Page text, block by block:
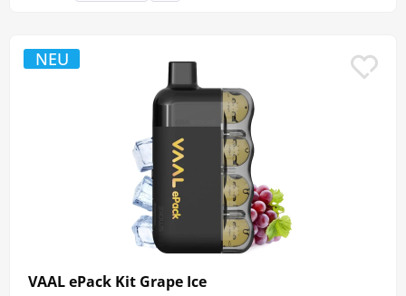
VAAL ePack Kit Grape Ice
NEU